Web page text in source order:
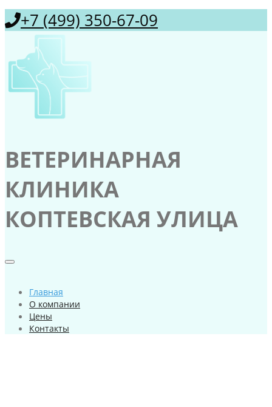
+7 (499) 350-67-09
ВЕТЕРИНАРНАЯ
КЛИНИКА
КОПТЕВСКАЯ УЛИЦА
Главная
О компании
Цены
Контакты